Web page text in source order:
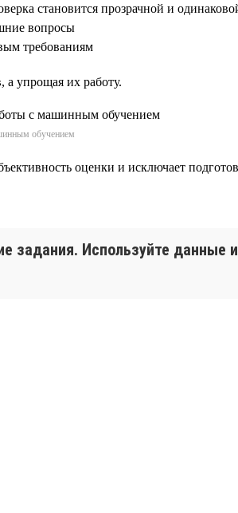
становится прозрачной и
вопросы
требованиям
а упрощая их работу.
обучением
оценки и исключает
задания. Используйте данные